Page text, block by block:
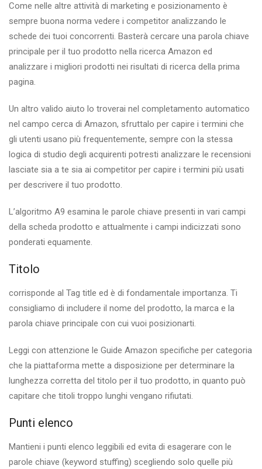
Come nelle altre attività di marketing e posizionamento è
sempre buona norma vedere i competitor analizzando le
schede dei tuoi concorrenti. Basterà cercare una parola chiave
principale per il tuo prodotto nella ricerca Amazon ed
analizzare i migliori prodotti nei risultati di ricerca della prima
pagina.
Un altro valido aiuto lo troverai nel completamento automatico
nel campo cerca di Amazon, sfruttalo per capire i termini che
gli utenti usano più frequentemente, sempre con la stessa
logica di studio degli acquirenti potresti analizzare le recensioni
lasciate sia a te sia ai competitor per capire i termini più usati
per descrivere il tuo prodotto.
L’algoritmo A9 esamina le parole chiave presenti in vari campi
della scheda prodotto e attualmente i campi indicizzati sono
ponderati equamente.
Titolo
corrisponde al Tag title ed è di fondamentale importanza. Ti
consigliamo di includere il nome del prodotto, la marca e la
parola chiave principale con cui vuoi posizionarti.
Leggi con attenzione le Guide Amazon specifiche per categoria
che la piattaforma mette a disposizione per determinare la
lunghezza corretta del titolo per il tuo prodotto, in quanto può
capitare che titoli troppo lunghi vengano rifiutati.
Punti elenco
Mantieni i punti elenco leggibili ed evita di esagerare con le
parole chiave (keyword stuffing) scegliendo solo quelle più